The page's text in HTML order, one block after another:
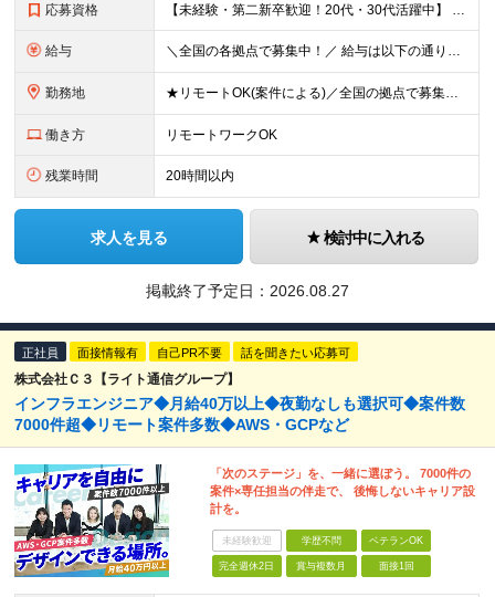
応募資格 【未経験・第二新卒歓迎！20代・30代活躍中】 ★意欲・人柄重視の採用を実施！ ◆学歴不問 ◆社会人未経験もOK ～こんな方にオススメです～ ◎エンジニアに興味・関心のある方 ◎正社員デビューを叶え
給与 ＼全国の各拠点で募集中！／ 給与は以下の通り、勤務地により異なります。 札幌：月給23万円～27万円 仙台：月給22万円～26万円 新潟：月給22万円～26万円 東京：月給26万円～30万円 大阪：
勤務地 ★リモートOK(案件による)／全国の拠点で募集中！ 北海道、宮城県、新潟県、東京都、大阪府、福岡県、沖縄県にある各拠点 ※様々な企業の現場で、当社プロジェクトに加わり業務を行っていただきます。 ※希望
働き方 リモートワークOK
残業時間 20時間以内
求人を見る 検討中に入れる
掲載終了予定日： 2026.08.27
正社員 面接情報有 自己PR不要 話を聞きたい応募可
株式会社Ｃ３【ライト通信グループ】
インフラエンジニア◆月給40万以上◆夜勤なしも選択可◆案件数
7000件超◆リモート案件多数◆AWS・GCPなど
「次のステージ」を、一緒に選ぼう。 7000件の
案件×専任担当の伴走で、 後悔しないキャリア設
計を。
未経験歓迎 学歴不問 ベテランOK
完全週休2日 賞与複数月 面接1回